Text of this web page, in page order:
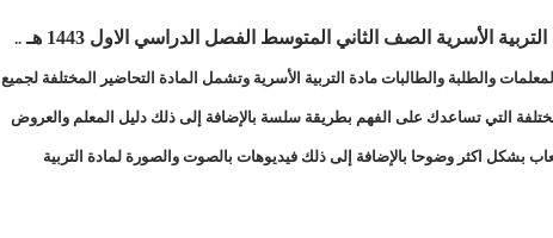
الأسرية الصف الثاني المتوسط الفصل الدراسي الاول 1443 هـ ..
والطلبة والطالبات مادة التربية الأسرية وتشمل المادة التحاضير المختلفة لجميع
التي تساعدك على الفهم بطريقة سلسة بالإضافة إلى ذلك دليل المعلم والعروض
بشكل اكثر وضوحا بالإضافة إلى ذلك فيديوهات بالصوت والصورة لمادة التربية